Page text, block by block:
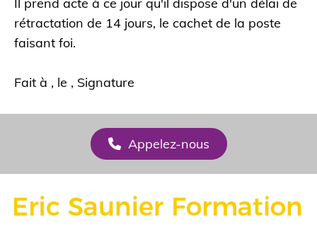
Il prend acte à ce jour qu'il dispose d'un délai de
rétractation de 14 jours, le cachet de la poste
faisant foi.
Fait à , le , Signature
Appelez-nous